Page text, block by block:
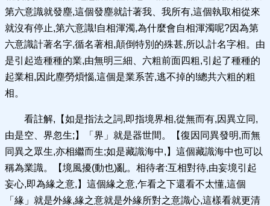
第六意識就發塵,這個發塵就計著我、我所有,這個執取相從來
就沒有停止,第六意識!自相渾濁,為什麼會自相渾濁呢?因為第
六意識計著名字,循名著相,顛倒特別的殊甚,所以,計名字相。由
是引起造種種的業,由無明三細、六粗前面四粗,引起了種種的
起業相,因此塵勞煩惱,這個是業系苦,逃不掉的!總共六粗的粗
相。
看註解,【如是指法之詞,即指境界相,從無而有,因異立同,
由是空、界忽生;】「界」就是器世間。【復因同異發明,而無
同異之眾生,亦相繼而生;如是藏識海中,】這個藏識海中也可以
稱為業識。【境風擾(動也)亂。相待者:互相對待,由妄境引起
妄心,即為緣之意,】這個緣之意,乍看之下還看不太懂,這個
「緣」就是外緣,緣之意就是外緣所對之意識心,這樣看就更清